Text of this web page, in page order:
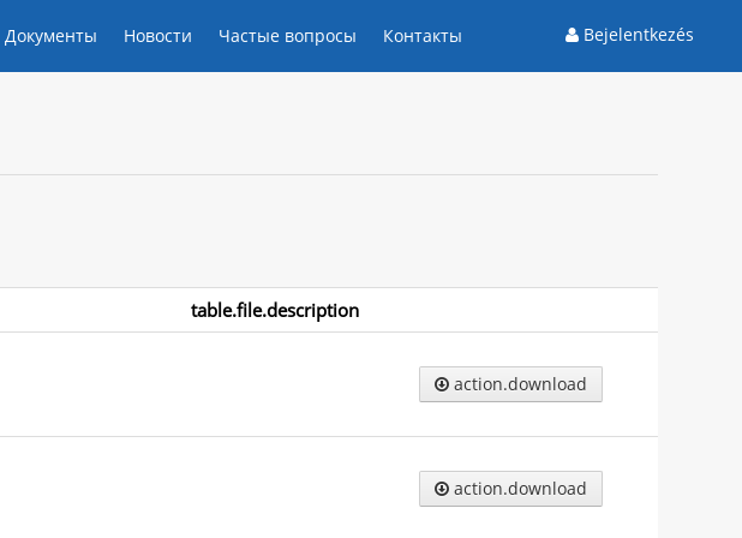
Документы Новости Частые вопросы Контакты Bejelentkezés
table.file.description
action.download
action.download